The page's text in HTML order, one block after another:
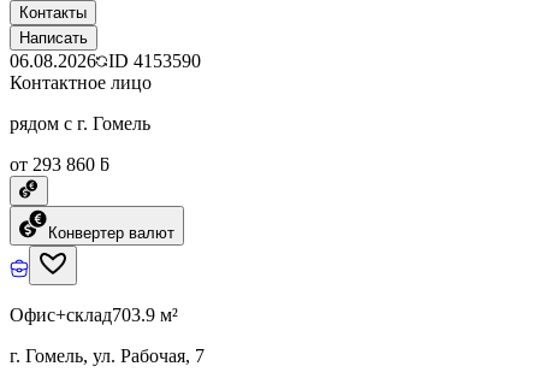
Контакты
Написать
06.08.2026 ID 4153590
Контактное лицо
рядом с г. Гомель
от 293 860 ƃ
Конвертер валют
Офис+склад703.9 м²
г. Гомель, ул. Рабочая, 7